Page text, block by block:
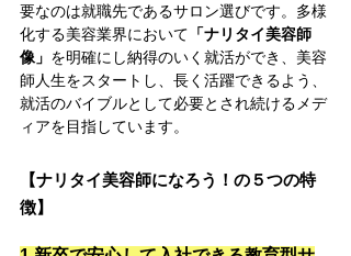
要なのは就職先であるサロン選びです。多様
化する美容業界において 「ナリタイ美容師
像」 を明確にし納得のいく就活ができ、美容
師人生をスタートし、長く活躍できるよう、
就活のバイブルとして必要とされ続けるメデ
ィアを目指しています。
【ナリタイ美容師になろう！の５つの特
徴】